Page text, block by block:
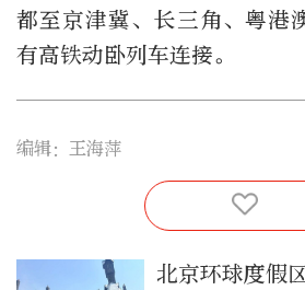
都至京津冀、长三角、粤港
有高铁动卧列车连接。
编辑：王海萍
北京环球度假